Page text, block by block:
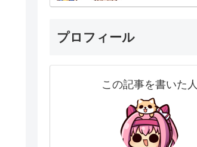
プロフィール
この記事を書いた人